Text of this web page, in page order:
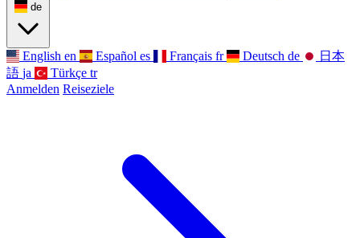
de
English en Español es Français fr Deutsch de
日本
語 ja Türkçe tr
Anmelden Reiseziele